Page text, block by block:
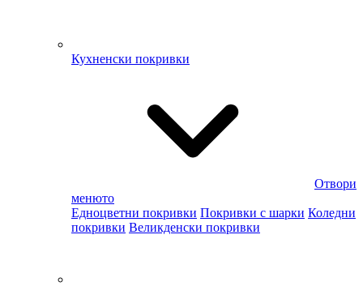
Кухненски покривки
Отвори
менюто
Едноцветни покривки Покривки с шарки Коледни
покривки Великденски покривки